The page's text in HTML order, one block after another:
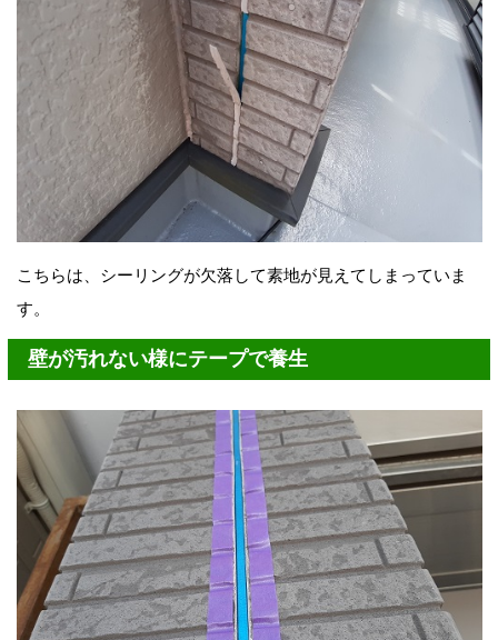
こちらは、シーリングが欠落して素地が見えてしまっていま
す。
壁が汚れない様にテープで養生